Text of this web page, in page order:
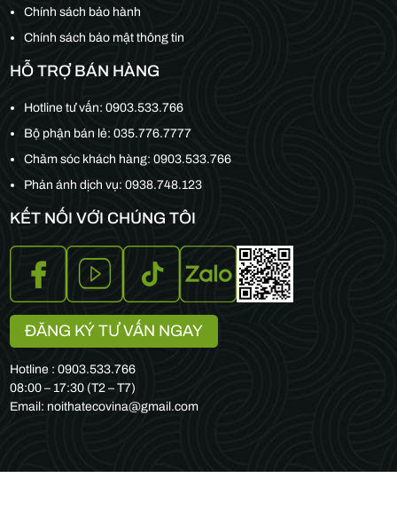
Chính sách bảo hành
Chính sách bảo mật thông tin
HỖ TRỢ BÁN HÀNG
Hotline tư vấn:0903.533.766
Bộ phận bán lẻ:035.776.7777
Chăm sóc khách hàng:0903.533.766
Phản ánh dịch vụ: 0938.748.123
KẾT NỐI VỚI CHÚNG TÔI
ĐĂNG KÝ TƯ VẤN NGAY
Hotline : 0903.533.766
08:00 – 17:30 (T2 – T7)
Email: noithatecovina@gmail.com